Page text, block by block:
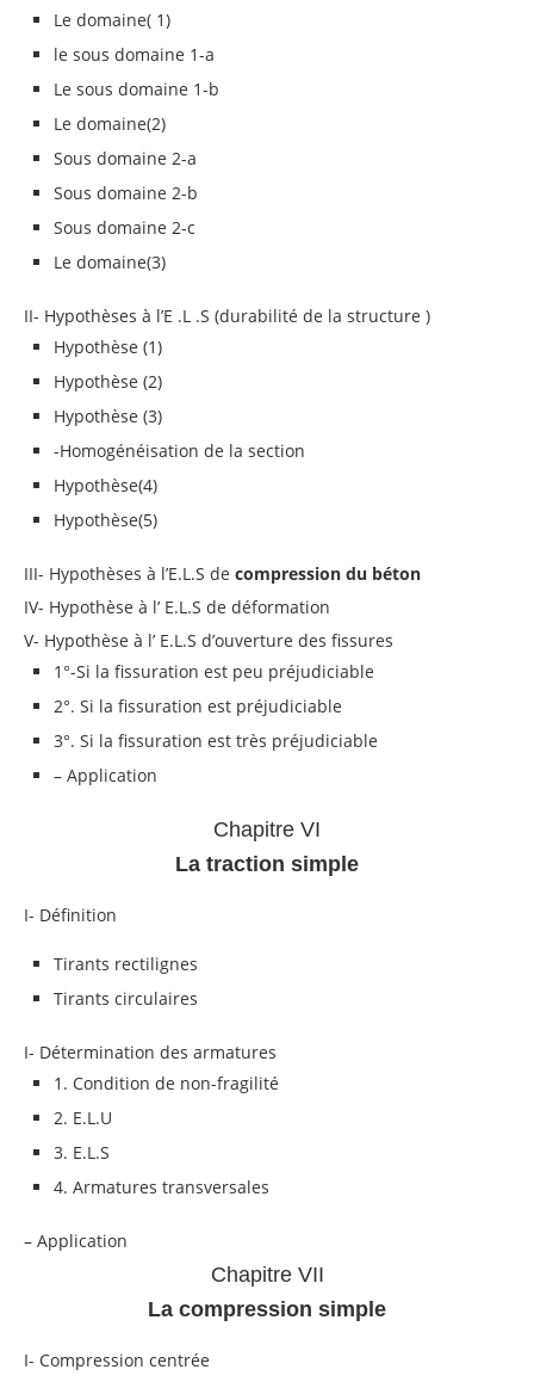
Le domaine( 1)
le sous domaine 1-a
Le sous domaine 1-b
Le domaine(2)
Sous domaine 2-a
Sous domaine 2-b
Sous domaine 2-c
Le domaine(3)
II- Hypothèses à l’E .L .S (durabilité de la structure )
Hypothèse (1)
Hypothèse (2)
Hypothèse (3)
-Homogénéisation de la section
Hypothèse(4)
Hypothèse(5)
III- Hypothèses à l’E.L.S de compression du béton
IV- Hypothèse à l’ E.L.S de déformation
V- Hypothèse à l’ E.L.S d’ouverture des fissures
1°-Si la fissuration est peu préjudiciable
2°. Si la fissuration est préjudiciable
3°. Si la fissuration est très préjudiciable
– Application
Chapitre VI
La traction simple
I- Définition
Tirants rectilignes
Tirants circulaires
I- Détermination des armatures
1. Condition de non-fragilité
2. E.L.U
3. E.L.S
4. Armatures transversales
– Application
Chapitre VII
La compression simple
I- Compression centrée